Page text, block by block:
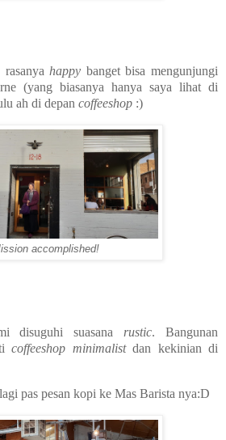
rasanyahappy banget bisa mengunjungi
(yang biasanya hanya saya lihat di
ah di depan coffeeshop :)
accomplished!
disuguhi suasana rustic. Bangunan
coffeeshop minimalistdan kekinian di
pas pesan kopi ke Mas Barista nya:D